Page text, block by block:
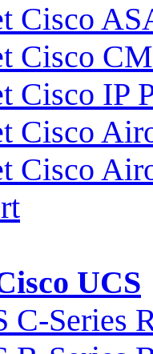
Cisco
Cisco
Cisco IP
Cisco
Cisco
UCS
C-Series